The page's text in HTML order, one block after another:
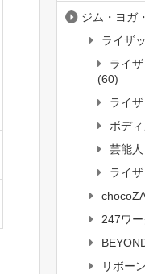
ジム・ヨガ
ライザ
ライ
(60)
ライ
ボデ
芸能人
ライ
247ワ
リボー